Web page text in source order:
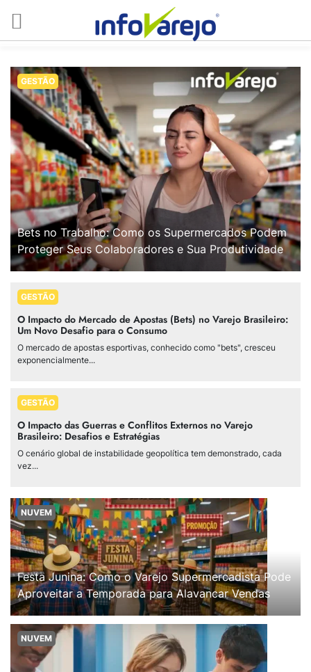
GESTÃO
Bets no Trabalho: Como os Supermercados Podem
Proteger Seus Colaboradores e Sua Produtividade
GESTÃO
O Impacto do Mercado de Apostas (Bets) no Varejo Brasileiro:
Um Novo Desafio para o Consumo
O mercado de apostas esportivas, conhecido como "bets", cresceu
exponencialmente...
GESTÃO
O Impacto das Guerras e Conflitos Externos no Varejo
Brasileiro: Desafios e Estratégias
O cenário global de instabilidade geopolítica tem demonstrado, cada
vez...
NUVEM
Festa Junina: Como o Varejo Supermercadista Pode
Aproveitar a Temporada para Alavancar Vendas
NUVEM